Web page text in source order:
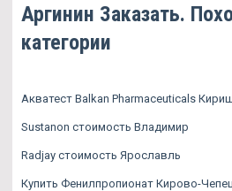
Аргинин Заказать.
категории
Акватест Balkan Pharmaceuticals
Sustanon стоимость Владимир
Radjay стоимость Ярославль
Купить Фенилпропионат Кирово-